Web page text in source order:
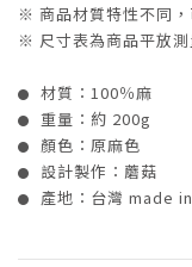
※ 商品材質特性不同
※ 尺寸表為商品平放
● 材質：100％麻
● 重量：約 200g
● 顏色：原麻色
● 設計製作：蘑菇
● 產地：台灣 made